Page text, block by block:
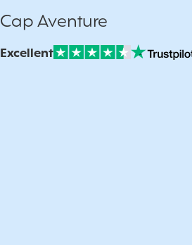
Cap Aventure
Note sur Avis vérifiés :
Excellent